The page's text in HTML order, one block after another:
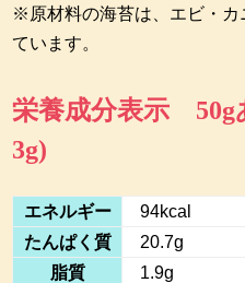
※原材料の海苔は、エビ・カ
ています。
栄養成分表示 50g
3g)
エネルギー
94kcal
たんぱく質
20.7g
脂質
1.9g